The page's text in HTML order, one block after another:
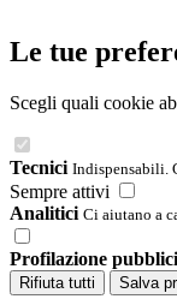
Le tue
Scegli quali cookie
Tecnici Indispensabili.
Sempre attivi
Analitici Ci aiutano a
Profilazione
Rifiuta tutti
Salva